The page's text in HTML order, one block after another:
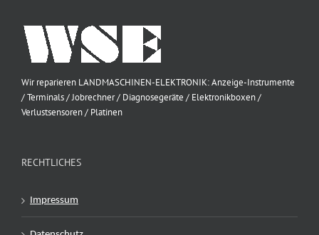
Wir reparieren LANDMASCHINEN-ELEKTRONIK: Anzeige-Instrumente
/ Terminals / Jobrechner / Diagnosegeräte / Elektronikboxen /
Verlustsensoren / Platinen
RECHTLICHES
Impressum